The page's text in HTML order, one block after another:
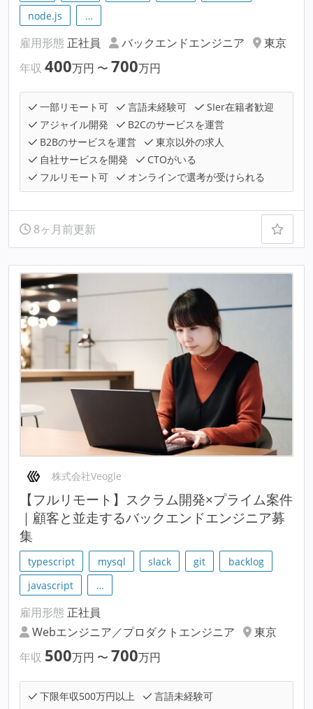
node.js
…
雇用形態 正社員 バックエンドエンジニア
東京
年収 400万円 〜 700万円
一部リモート可 言語未経験可
SIer在籍者歓迎
アジャイル開発
B2Cのサービスを運営
B2Bのサービスを運営
東京以外の求人
自社サービスを開発
CTOがいる
フルリモート可
オンラインで選考が受けられる
8ヶ月前更新
株式会社Veogle
【フルリモート】スクラム開発×プライム案件
｜顧客と並走するバックエンドエンジニア募
集
typescript mysql slack git
backlog
javascript
…
雇用形態 正社員
Webエンジニア／プロダクトエンジニア
東京
年収 500万円 〜 700万円
下限年収500万円以上
言語未経験可